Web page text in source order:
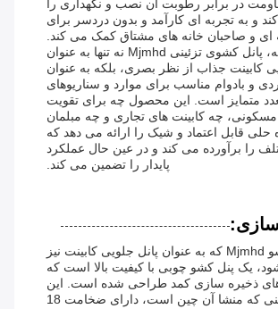
در برابر رطوبت آن نصب و نگهداری را
و به تجربه ای کارآمد و بدون دردسر برای
ای و صاحبان خانه های مشتاق کمک می کند.
به طور خلاصه، پانل کشوی تزئینی Mjmhd نه تنها به عنوان
کابینت جذاب از نظر بصری، بلکه به عنوان
و بادوام مناسب برای موارد و سناریوهای
متمایز است. این محصول چه برای تقویت
چه کابینت های تجاری و چه مبلمان
قابل اعتماد و شیک را ارائه می دهد که
را برآورده می کند و در عین حال عملکرد
پایدار را تضمین می کند.
پانل کشو Mjmhd که به عنوان پانل جلویی کابینت نیز
یک پنل کشو چوبی با کیفیت بالا است که
ذخیره سازی کمد طراحی شده است. این
پانل کشو تزئینی که منشا آن چین است، دارای ضخامت 18